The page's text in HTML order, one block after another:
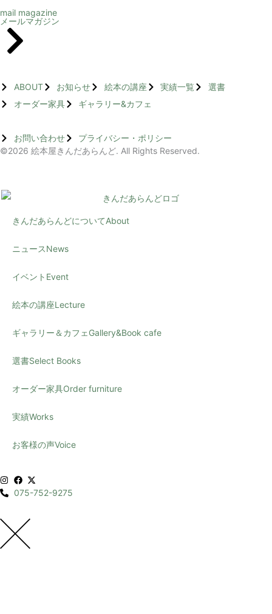
mail magazine
メールマガジン
ABOUT お知らせ 絵本の講座 実績一覧
選書
オーダー家具
ギャラリー&カフェ
お問い合わせ
プライバシー・ポリシー
©2026 絵本屋きんだあらんど. All Rights Reserved.
きんだあらんどについてAbout
ニュースNews
イベント Event
絵本の講座Lecture
ギャラリー＆カフェ Gallery&Book cafe
選書Select Books
オーダー家具Order furniture
実績Works
お客様の声Voice
075-752-9275